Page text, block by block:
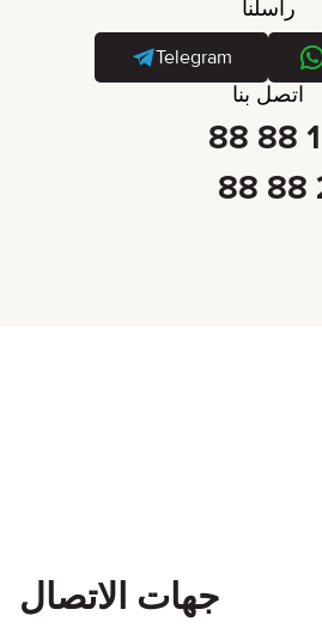
راسلنا
Telegram
اتصل بنا
جهات الاتصال